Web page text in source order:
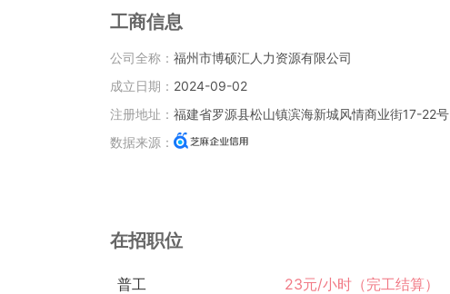
工商信息
公司全称：福州市博硕汇人力资源有限公司
成立日期： 2024-09-02
注册地址：福建省罗源县松山镇滨海新城风情商业街17-22号
数据来源：
在招职位
普工
23元/小时（完工结算）